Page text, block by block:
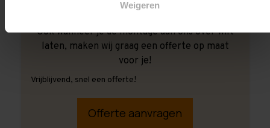
Weigeren
Ook wanneer je de montage aan ons over wilt
laten, maken wij graag een offerte op maat
voor je!
Vrijblijvend, snel een offerte!
Offerte aanvragen